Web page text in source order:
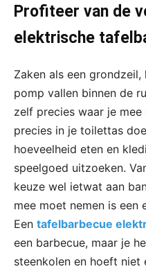
Profiteer van de
elektrische
Zaken als een grondzeil,
pomp vallen binnen de
zelf precies waar je
precies in je toilettas
hoeveelheid eten en
speelgoed uitzoeken.
keuze wel ietwat aan
mee moet nemen is een
Een tafelbarbecue
een barbecue, maar je
steenkolen en hoeft